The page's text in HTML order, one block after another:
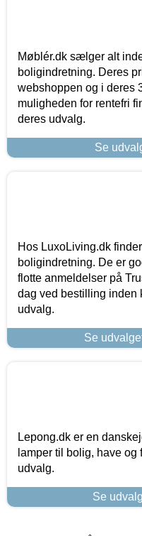
Møblér.dk sælger alt
boligindretning. Deres
webshoppen og i deres
muligheden for rentefri
deres udvalg.
Se
Hos LuxoLiving.dk
boligindretning. De er
flotte anmeldelser på
dag ved bestilling inden
udvalg.
Se
Lepong.dk er en
lamper til bolig, have
udvalg.
Se